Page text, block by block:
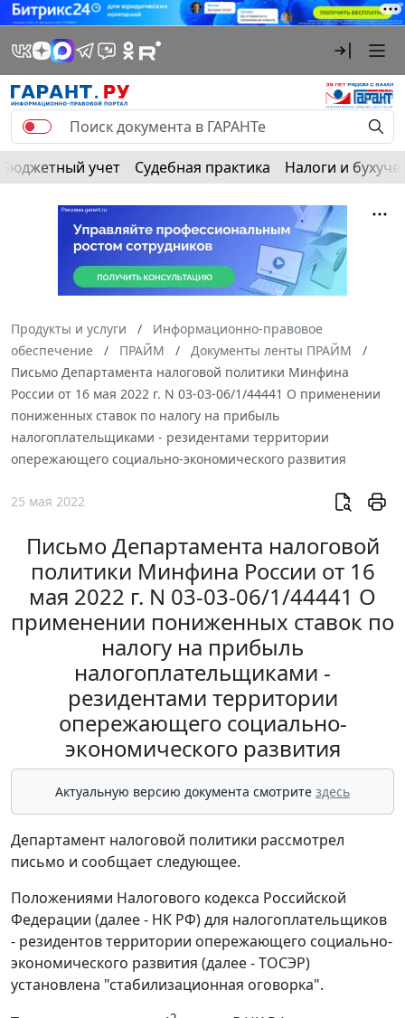
Бюджетный учет Судебная практика Налоги и
Продукты и услуги
Информационно-правовое
обеспечение
ПРАЙМ
Документы ленты ПРАЙМ
Письмо Департамента налоговой политики Минфина
России от 16 мая 2022 г. N 03-03-06/1/44441 О применении
пониженных ставок по налогу на прибыль
налогоплательщиками - резидентами территории
опережающего социально-экономического развития
25 мая 2022
Письмо Департамента налоговой
политики Минфина России от 16
мая 2022 г. N 03-03-06/1/44441 О
применении пониженных ставок по
налогу на прибыль
налогоплательщиками -
резидентами территории
опережающего социально-
экономического развития
Актуальную версию документа смотрите здесь
Департамент налоговой политики рассмотрел
письмо и сообщает следующее.
Положениями Налогового кодекса Российской
Федерации (далее - НК РФ) для налогоплательщиков
- резидентов территории опережающего социально-
экономического развития (далее - ТОСЭР)
установлена "стабилизационная оговорка".